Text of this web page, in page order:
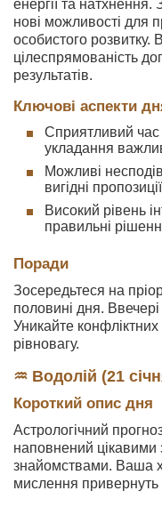
енергії та
нові можливості для
особистого
цілеспрямованість
результатів.
Ключові аспекти
Сприятливий час
укладання
Можливі
вигідні пропозиції
Високий рівень
правильні
Поради
Зосередьтеся на
половині дня. Ввечері
Уникайте конфліктних
рівновагу.
♒ Водолій (21
Короткий опис дня
Астрологічний
наповнений цікавими
знайомствами. Ваша
мислення привернуть